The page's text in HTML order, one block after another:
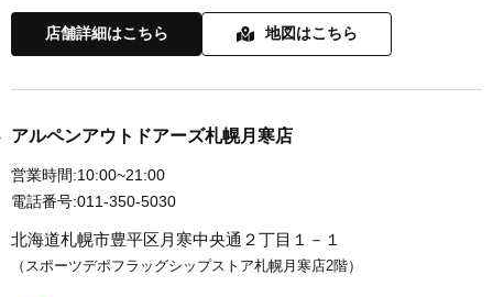
店舗詳細はこちら 地図はこちら
アルペンアウトドアーズ札幌月寒店
営業時間:10:00~21:00
電話番号:011-350-5030
北海道札幌市豊平区月寒中央通２丁目１－１
（スポーツデポフラッグシップストア札幌月寒店2階）